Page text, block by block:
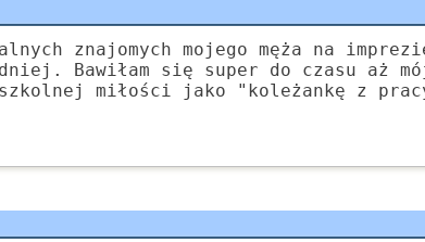
znajomych mojego męża na
Bawiłam się super do czasu aż
miłości jako "koleżankę z